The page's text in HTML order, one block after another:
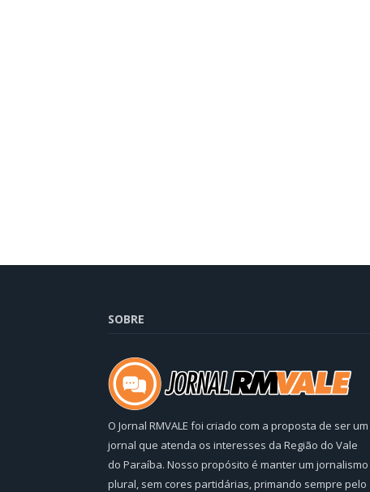
SOBRE
O Jornal RMVALE foi criado com a proposta de ser um
jornal que atenda os interesses da Região do Vale
do Paraíba. Nosso propósito é manter um jornalismo
plural, sem cores partidárias, primando sempre pelo